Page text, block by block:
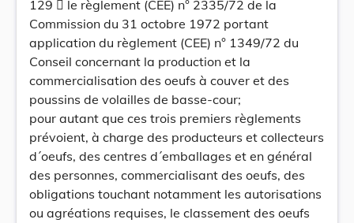
129  le règlement (CEE) n° 2335/72 de la
Commission du 31 octobre 1972 portant
application du règlement (CEE) n° 1349/72 du
Conseil concernant la production et la
commercialisation des oeufs à couver et des
poussins de volailles de basse-cour;
pour autant que ces trois premiers règlements
prévoient, à charge des producteurs et collecteurs
d´oeufs, des centres d´emballages et en général
des personnes, commercialisant des oeufs, des
obligations touchant notamment les autorisations
ou agréations requises, le classement des oeufs